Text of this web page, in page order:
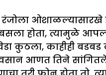
रंजोला ओशाळल्यासारखे
होता, त्यामुळे
कुठला, काहीही बडबड
आणत तिने